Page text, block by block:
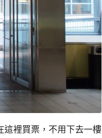
這裡買票，不用下去一樓